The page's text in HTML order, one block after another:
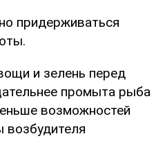
придерживаться
и зелень перед
промыта рыба
возможностей
возбудителя